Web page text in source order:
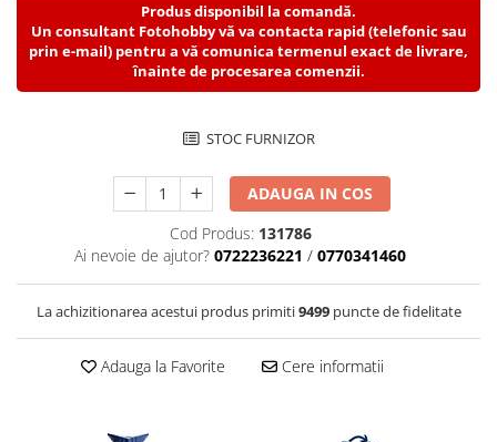
Cabluri si Patine Sincron
Alimentare auxiliara blitz
Protectie patina apa, ploaie
Bracket-uri si suporti
Huse protectie blitz extern
Huse protectie filtre gel
Accesorii Aparate Digitale
Carduri memorie, Cititoare
Cititoare carduri
Produs disponibil la comandă.
Un consultant Fotohobby vă va contacta rapid (telefonic sau
prin e-mail) pentru a vă comunica termenul exact de livrare,
înainte de procesarea comenzii.
STOC FURNIZOR
ADAUGA IN COS
Cod Produs: 131786
Ai nevoie de ajutor? 0722236221 / 0770341460
La achizitionarea acestui produs primiti9499puncte de fidelitate
Adauga la Favorite Cere informatii